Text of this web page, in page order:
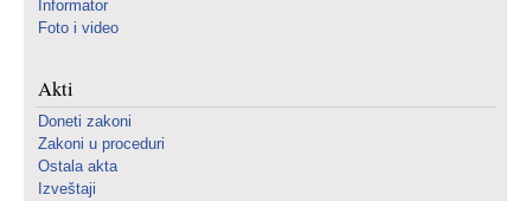
Informator
Foto i video
Akti
Doneti zakoni
Zakoni u proceduri
Ostala akta
Izveštaji